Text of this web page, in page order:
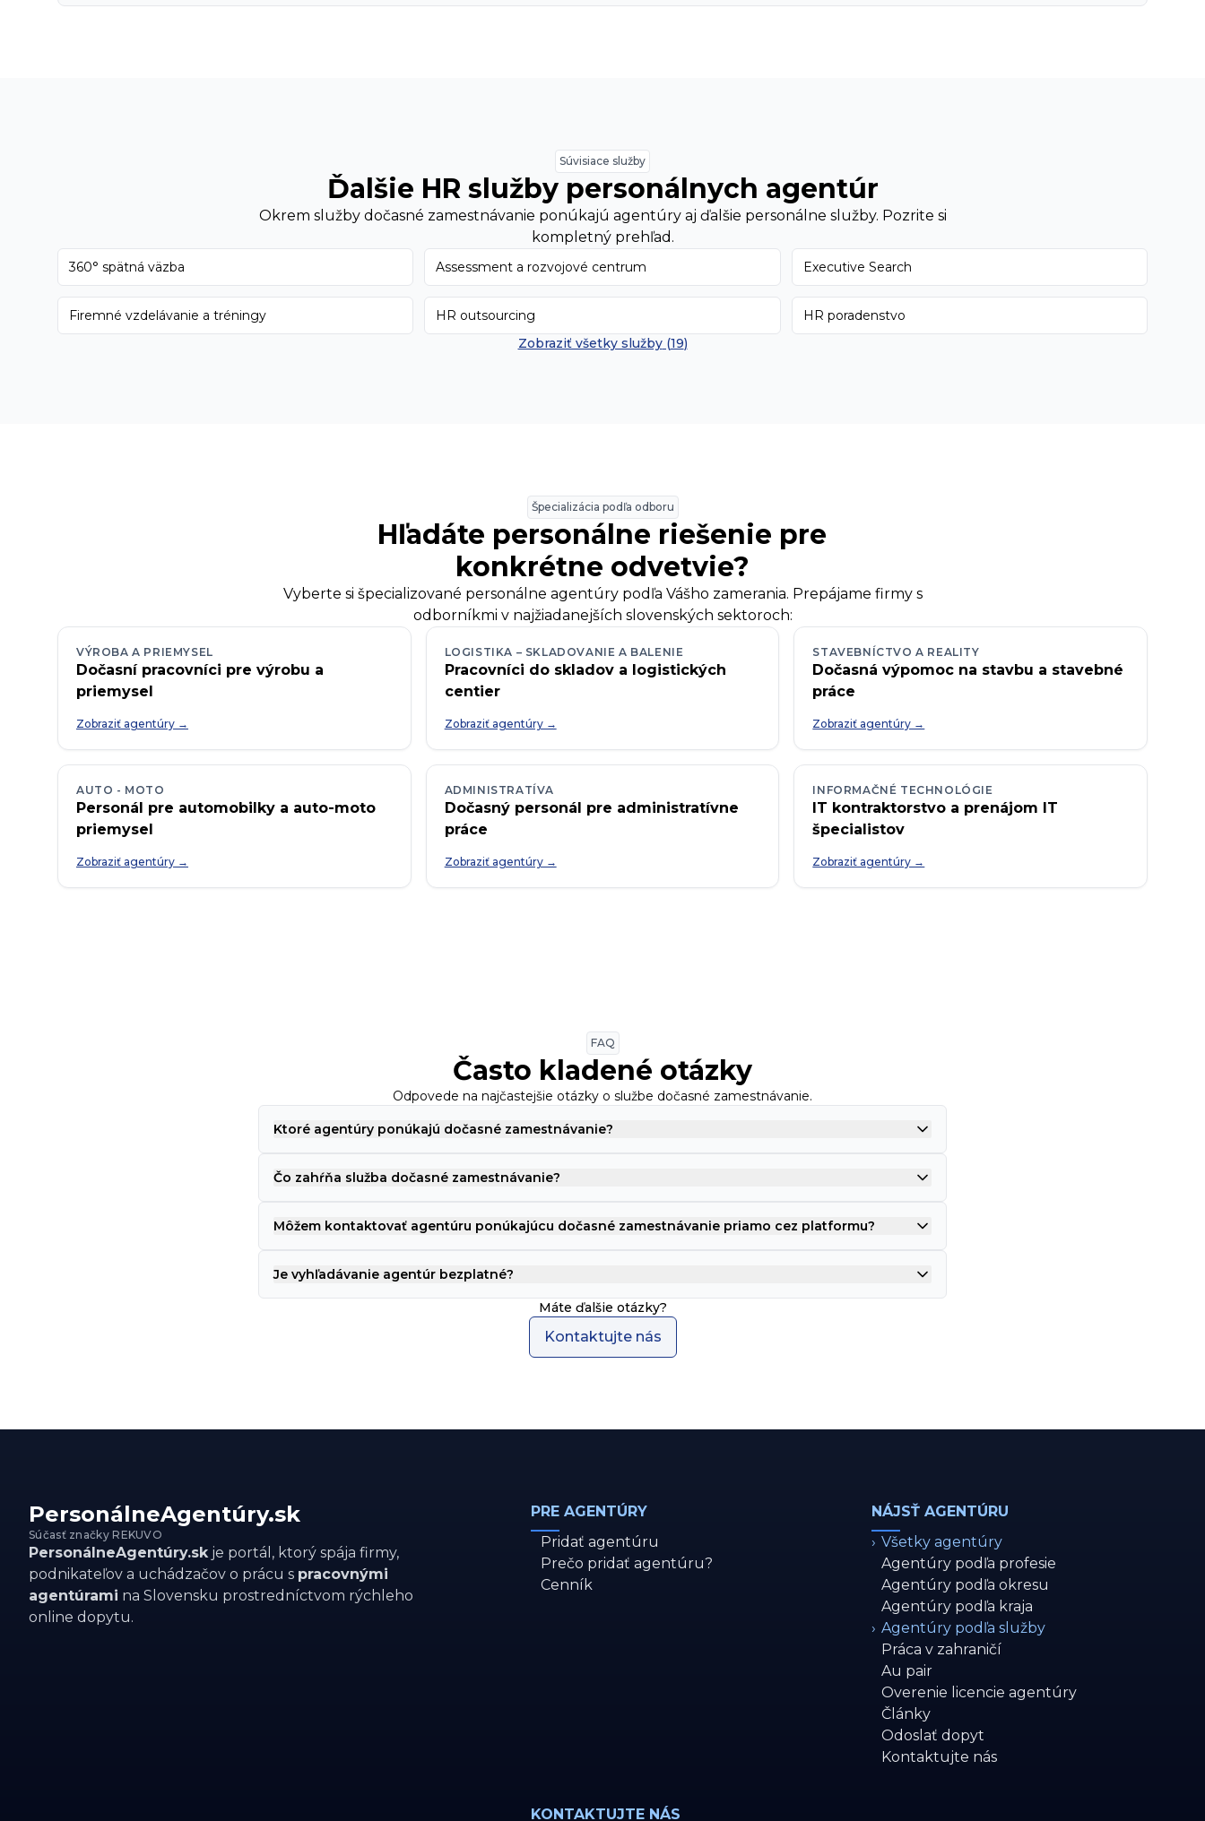
Súvisiace služby
Ďalšie HR služby personálnych agentúr
Okrem služby dočasné zamestnávanie ponúkajú agentúry aj ďalšie personálne služby. Pozrite si
kompletný prehľad.
360° spätná väzba Assessment a rozvojové centrum Executive Search
Firemné vzdelávanie a tréningy HR outsourcing
HR poradenstvo
Zobraziť všetky služby(19)
Špecializácia podľa odboru
Hľadáte personálne riešenie pre
konkrétne odvetvie?
Vyberte si špecializované personálne agentúry podľa Vášho zamerania. Prepájame firmy s
odborníkmi v najžiadanejších slovenských sektoroch:
VÝROBA A PRIEMYSEL
Dočasní pracovníci pre výrobu a
priemysel
Zobraziť agentúry →
LOGISTIKA – SKLADOVANIE A BALENIE
Pracovníci do skladov a logistických
centier
Zobraziť agentúry →
STAVEBNÍCTVO A REALITY
Dočasná výpomoc na stavbu a stavebné
práce
Zobraziť agentúry →
AUTO - MOTO
Personál pre automobilky a auto-moto
priemysel
Zobraziť agentúry →
ADMINISTRATÍVA
Dočasný personál pre administratívne
práce
Zobraziť agentúry →
INFORMAČNÉ TECHNOLÓGIE
IT kontraktorstvo a prenájom IT
špecialistov
Zobraziť agentúry →
FAQ
Často kladené otázky
Odpovede na najčastejšie otázky o službe dočasné zamestnávanie.
Ktoré agentúry ponúkajú dočasné zamestnávanie?
Čo zahŕňa služba dočasné zamestnávanie?
Môžem kontaktovať agentúru ponúkajúcu dočasné zamestnávanie priamo cez platformu?
Je vyhľadávanie agentúr bezplatné?
Máte ďalšie otázky?
Kontaktujte nás
PersonálneAgentúry.sk
Súčasť značky REKUVO
PersonálneAgentúry.sk je portál, ktorý spája firmy,
podnikateľov a uchádzačov o prácu s pracovnými
agentúrami na Slovensku prostredníctvom rýchleho
online dopytu.
PRE AGENTÚRY
Pridať agentúru
Prečo pridať agentúru?
Cenník
NÁJSŤ AGENTÚRU
› Všetky agentúry
Agentúry podľa profesie
Agentúry podľa okresu
Agentúry podľa kraja
› Agentúry podľa služby
Práca v zahraničí
Au pair
Overenie licencie agentúry
Články
Odoslať dopyt
Kontaktujte nás
KONTAKTUJTE NÁS